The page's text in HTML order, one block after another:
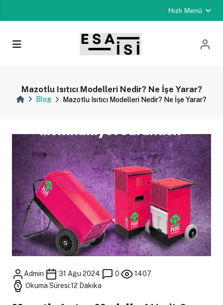
Hızlı Menü
Mazotlu Isıtıcı Modelleri Nedir? Ne İşe Yarar?
Blog Mazotlu Isıtıcı Modelleri Nedir? Ne İşe Yarar?
Admin 31 Ağu 2024 0
1407
Okuma Süresi:12 Dakika